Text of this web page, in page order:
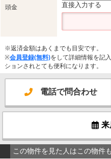
頭金 直接入力する
※返済金額はあくまでも目安です。
※会員登録(無料)をして詳細情報を記
ションされとても便利になります。
電話で問合わせ
この物件を見た人はこの物件